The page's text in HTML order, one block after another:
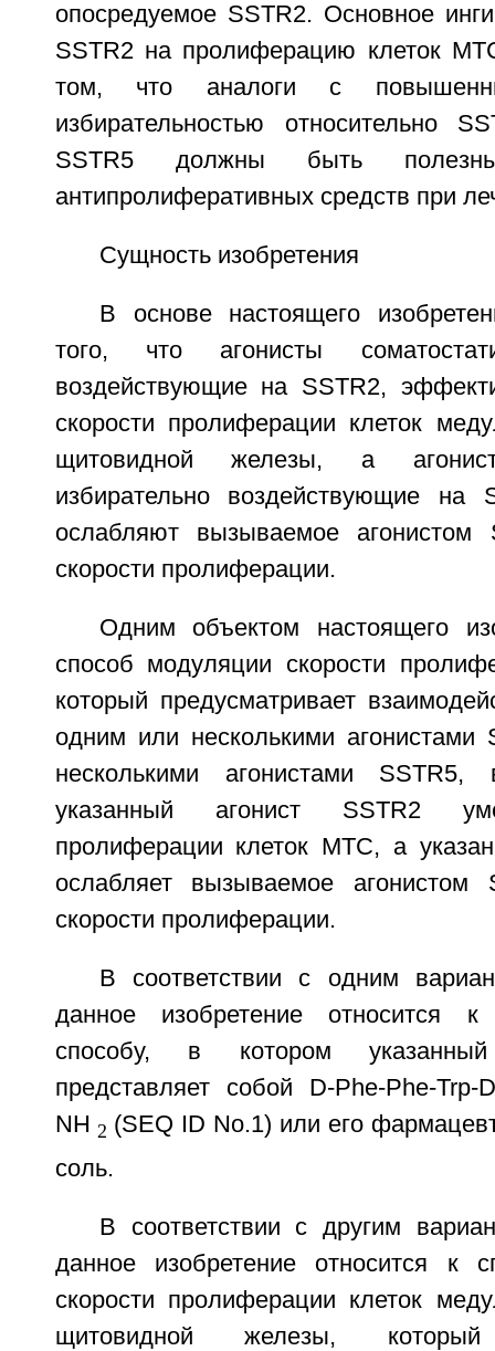
опосредуемое SSTR2. Основное
SSTR2 на пролиферацию клеток
том, что аналоги с
избирательностью относительно
SSTR5 должны быть
антипролиферативных средств при
Сущность изобретения
В основе настоящего
того, что агонисты
воздействующие на SSTR2,
скорости пролиферации клеток
щитовидной железы, а
избирательно воздействующие на
ослабляют вызываемое агонистом
скорости пролиферации.
Одним объектом настоящего
способ модуляции скорости
который предусматривает
одним или несколькими
несколькими агонистами SSTR5,
указанный агонист SSTR2
пролиферации клеток МТС, а
ослабляет вызываемое агонистом
скорости пролиферации.
В соответствии с одним
данное изобретение относится
способу, в котором
представляет собой D-Phe-Phe-Trp-
NH 2 (SEQ ID No.1) или его
соль.
В соответствии с другим
данное изобретение относится к
скорости пролиферации клеток
щитовидной железы, который